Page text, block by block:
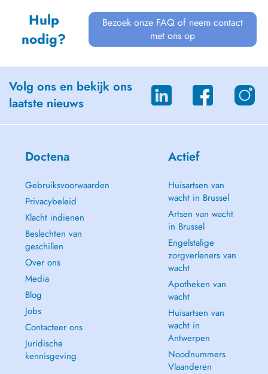
Hulp
nodig?
Bezoek onze FAQ of neem contact
met ons op
Volg ons en bekijk ons
laatste nieuws
Doctena
Gebruiksvoorwaarden
Privacybeleid
Klacht indienen
Beslechten van
geschillen
Over ons
Media
Blog
Jobs
Contacteer ons
Juridische
kennisgeving
Actief
Huisartsen van
wacht in Brussel
Artsen van wacht
in Brussel
Engelstalige
zorgverleners van
wacht
Apotheken van
wacht
Huisartsen van
wacht in
Antwerpen
Noodnummers
Vlaanderen